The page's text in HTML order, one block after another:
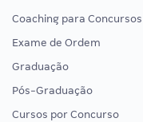
Coaching para Concursos
Exame de Ordem
Graduação
Pós-Graduação
Cursos por Concurso